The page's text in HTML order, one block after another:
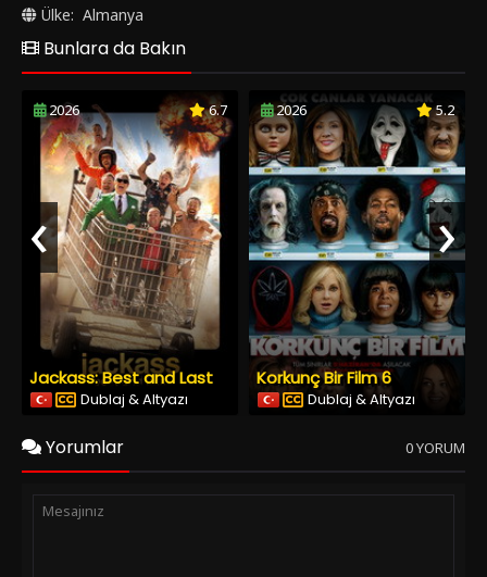
Ülke: Almanya
Bunlara da Bakın
2026 6.7
Jackass: Best and Last
Dublaj & Altyazı
2026 5.2
Korkunç Bir Film 6
Dublaj & Altyazı
‹ ›
Yorumlar 0 YORUM